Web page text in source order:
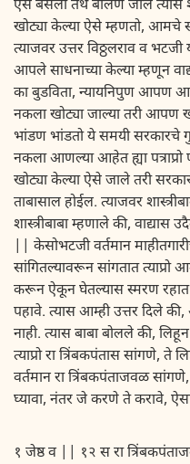
ऐसे बसलो तेथे बोलणे जाले त्यास
खोट्या केल्या ऐसे म्हणतो,
त्याजवर उत्तर विठ्ठलराव व
आपले साधनाच्या केल्या म्हणून
का बुडविता, न्यायनिपुण आपण
नकला खोट्या जाल्या तरी आपण
भांडण भांडतो ये समयी सरकारचे
नकला आणल्या आहेत ह्या
खोट्या केल्या ऐसे जाले तरी
ताबासाल होईल. त्याजवर
शास्त्रीबाबा म्हणाले की,
|| केसोभटजी वर्तमान
सांगितल्यावरून सांगतात
करून ऐकून घेतल्यास स्मरण
पहावे. त्यास आम्ही उत्तर दिले
नाही. त्यास बाबा बोलले की,
त्याप्रो रा त्रिंबकपंतास सांगणे, ते
वर्तमान रा त्रिंबकपंताजवळ
घ्यावा, नंतर जे करणे ते करावे,
१ जेष्ठ व || १२ स रा